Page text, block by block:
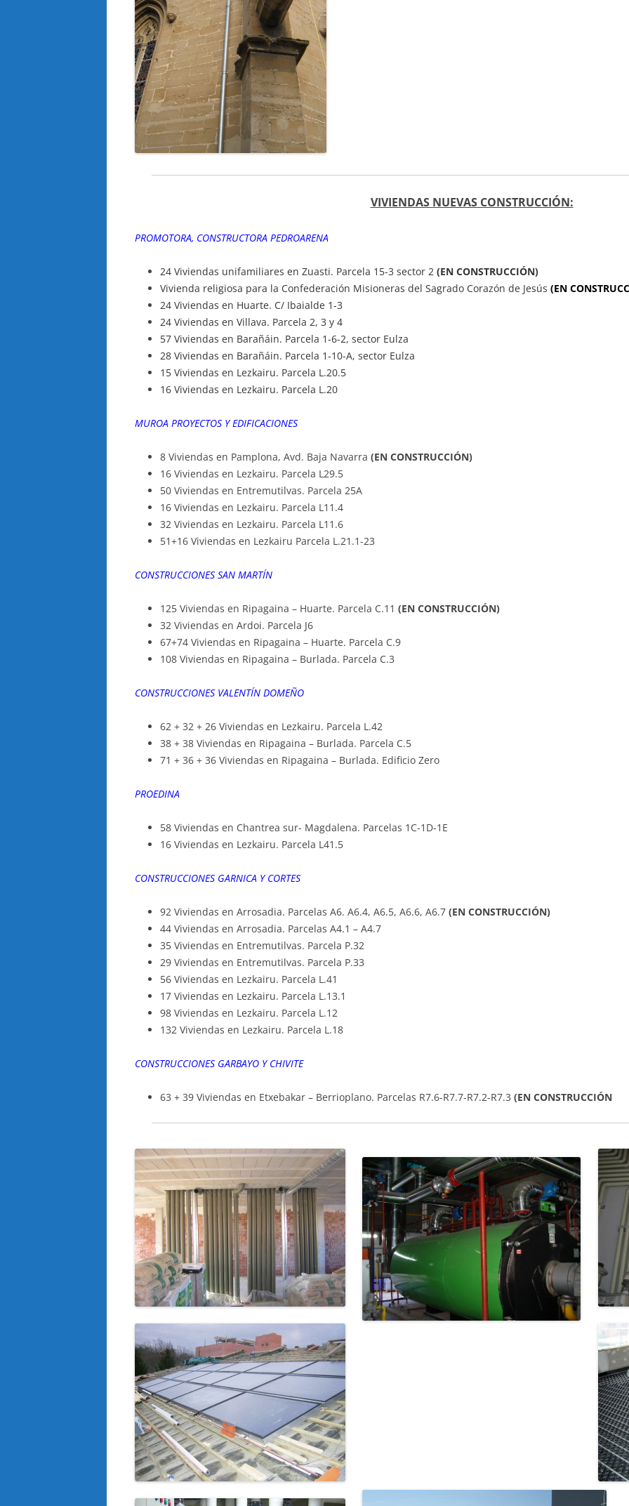
VIVIENDAS NUEVAS CONSTRUCCIÓN:
PROMOTORA, CONSTRUCTORA PEDROARENA
24 Viviendas unifamiliares en Zuasti. Parcela 15-3 sector 2 (EN CONSTRUCCIÓN)
Vivienda religiosa para la Confederación Misioneras del Sagrado Corazón de Jesús (EN
24 Viviendas en Huarte. C/ Ibaialde 1-3
24 Viviendas en Villava. Parcela 2, 3 y 4
57 Viviendas en Barañáin. Parcela 1-6-2, sector Eulza
28 Viviendas en Barañáin. Parcela 1-10-A, sector Eulza
15 Viviendas en Lezkairu. Parcela L.20.5
16 Viviendas en Lezkairu. Parcela L.20
MUROA PROYECTOS Y EDIFICACIONES
8 Viviendas en Pamplona, Avd. Baja Navarra (EN CONSTRUCCIÓN)
16 Viviendas en Lezkairu. Parcela L29.5
50 Viviendas en Entremutilvas. Parcela 25A
16 Viviendas en Lezkairu. Parcela L11.4
32 Viviendas en Lezkairu. Parcela L11.6
51+16 Viviendas en Lezkairu Parcela L.21.1-23
CONSTRUCCIONES SAN MARTÍN
125 Viviendas en Ripagaina – Huarte. Parcela C.11 (EN CONSTRUCCIÓN)
32 Viviendas en Ardoi. Parcela J6
67+74 Viviendas en Ripagaina – Huarte. Parcela C.9
108 Viviendas en Ripagaina – Burlada. Parcela C.3
CONSTRUCCIONES VALENTÍN DOMEÑO
62 + 32 + 26 Viviendas en Lezkairu. Parcela L.42
38 + 38 Viviendas en Ripagaina – Burlada. Parcela C.5
71 + 36 + 36 Viviendas en Ripagaina – Burlada. Edificio Zero
PROEDINA
58 Viviendas en Chantrea sur- Magdalena. Parcelas 1C-1D-1E
16 Viviendas en Lezkairu. Parcela L41.5
CONSTRUCCIONES GARNICA Y CORTES
92 Viviendas en Arrosadia. Parcelas A6. A6.4, A6.5, A6.6, A6.7 (EN CONSTRUCCIÓN)
44 Viviendas en Arrosadia. Parcelas A4.1 – A4.7
35 Viviendas en Entremutilvas. Parcela P.32
29 Viviendas en Entremutilvas. Parcela P.33
56 Viviendas en Lezkairu. Parcela L.41
17 Viviendas en Lezkairu. Parcela L.13.1
98 Viviendas en Lezkairu. Parcela L.12
132 Viviendas en Lezkairu. Parcela L.18
CONSTRUCCIONES GARBAYO Y CHIVITE
63 + 39 Viviendas en Etxebakar – Berrioplano. Parcelas R7.6-R7.7-R7.2-R7.3 (EN CONSTRUCCIÓN